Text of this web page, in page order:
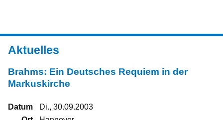
Chronik
Medien
Kontakt
Aktuelles
Brahms: Ein Deutsches Requiem in der
Markuskirche
Datum
Di., 30.09.2003